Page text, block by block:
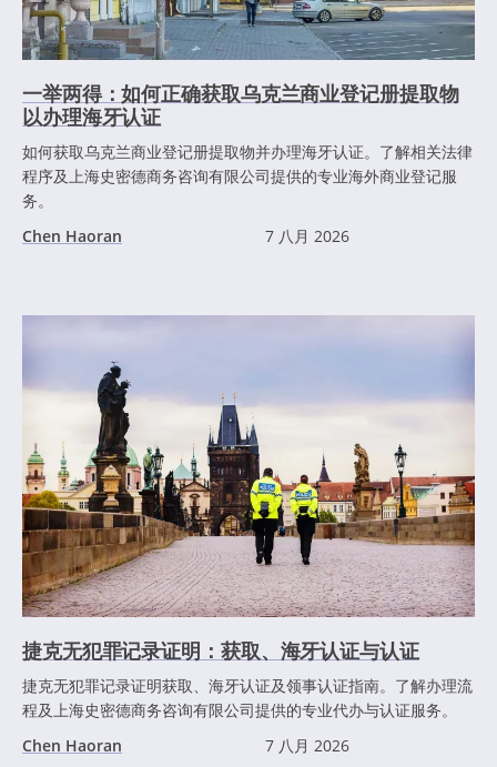
一举两得：如何正确获取乌克兰商业登记册提取物
以办理海牙认证
如何获取乌克兰商业登记册提取物并办理海牙认证。了解相关法律
程序及上海史密德商务咨询有限公司提供的专业海外商业登记服
务。
Chen Haoran
7 八月 2026
捷克无犯罪记录证明：获取、海牙认证与认证
捷克无犯罪记录证明获取、海牙认证及领事认证指南。了解办理流
程及上海史密德商务咨询有限公司提供的专业代办与认证服务。
Chen Haoran
7 八月 2026